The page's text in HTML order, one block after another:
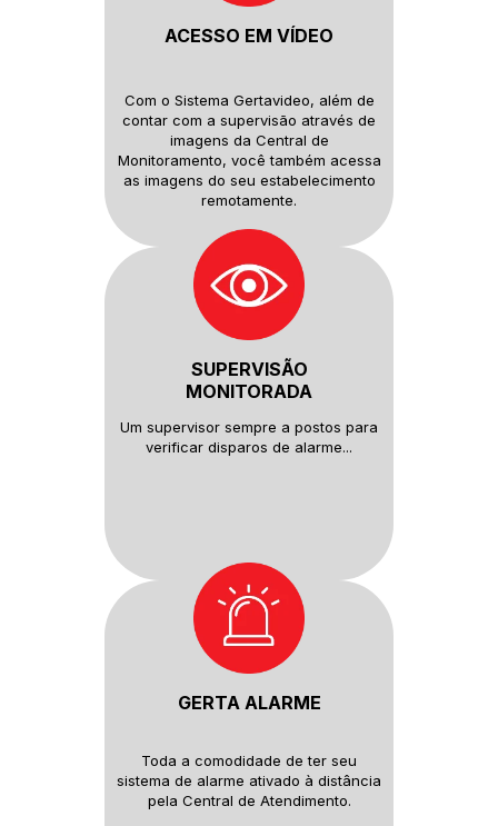
ACESSO EM VÍDEO
Com o Sistema Gertavideo, além de
contar com a supervisão através de
imagens da Central de
Monitoramento, você também acessa
as imagens do seu estabelecimento
remotamente.
SUPERVISÃO
MONITORADA
Um supervisor sempre a postos para
verificar disparos de alarme...
GERTA ALARME
Toda a comodidade de ter seu
sistema de alarme ativado à distância
pela Central de Atendimento.